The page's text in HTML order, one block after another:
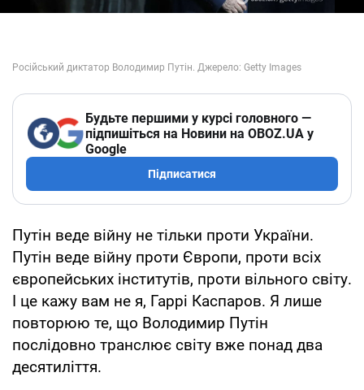
Будьте першими у курсі головного —
підпишіться на Новини на OBOZ.UA у
Google
Підписатися
Путін веде війну не тільки проти України.
Путін веде війну проти Європи, проти всіх
європейських інститутів, проти вільного світу.
І це кажу вам не я, Гаррі Каспаров. Я лише
повторюю те, що Володимир Путін
послідовно транслює світу вже понад два
десятиліття.